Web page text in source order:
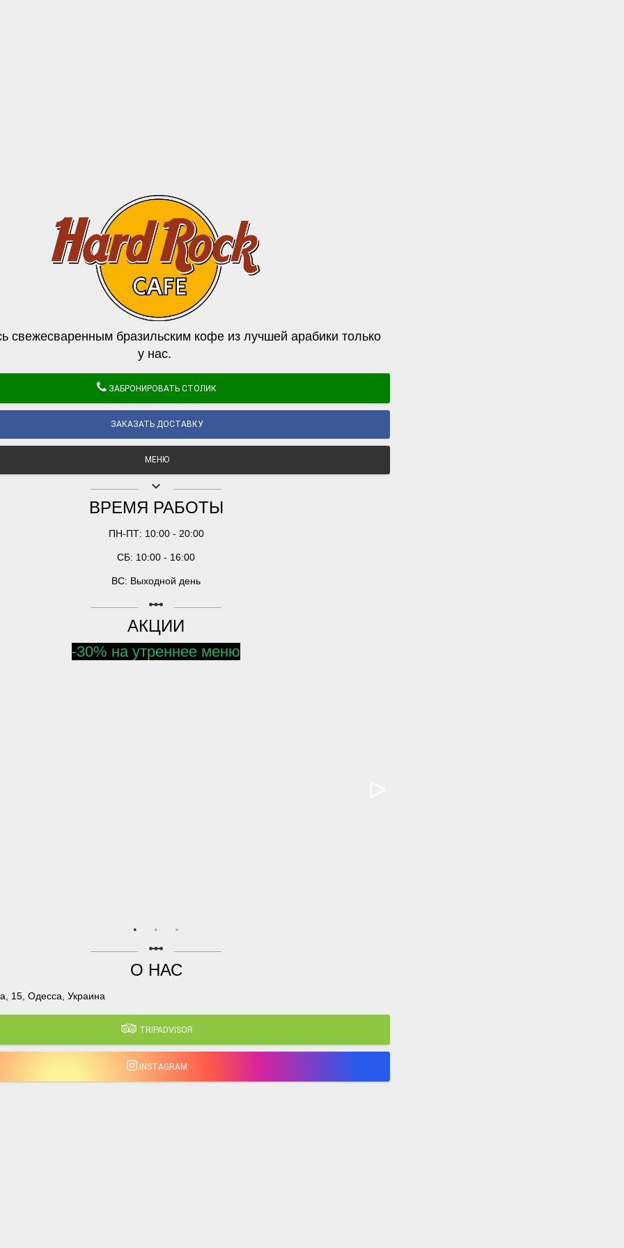
свежесваренным бразильским кофе из лучшей арабики только
у нас.
ЗАБРОНИРОВАТЬ СТОЛИК
ЗАКАЗАТЬ ДОСТАВКУ
МЕНЮ
keyboard_arrow_down
ВРЕМЯ РАБОТЫ
ПН-ПТ: 10:00 - 20:00
СБ: 10:00 - 16:00
ВС: Выходной день
linear_scale
АКЦИИ
-30% на утреннее меню
linear_scale
О НАС
15, Одесса, Украина
TRIPADVISOR
INSTAGRAM